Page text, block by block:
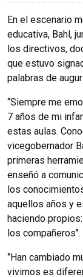
En el escenario
educativa, Bahl,
los directivos,
que estuvo
palabras de
“Siempre me
7 años de mi
estas aulas.
vicegobernador
primeras
enseñó a
los
aquellos años y
haciendo
los compañeros’’.
‘’Han cambiado
vivimos es